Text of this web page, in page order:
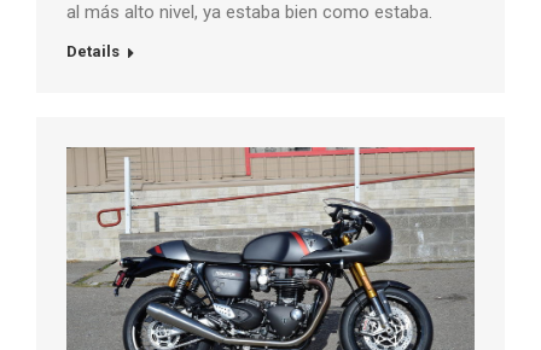
al más alto nivel, ya estaba bien como estaba.
Details